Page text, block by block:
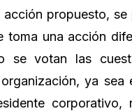
propuesto, se
toma una acción
se votan las
ya sea
corporativo,